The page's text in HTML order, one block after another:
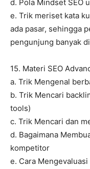
d. Pola Mindset SEO
e. Trik meriset kata
ada pasar, sehingga
pengunjung banyak
15. Materi SEO
a. Trik Mengenal
b. Trik Mencari
tools)
c. Trik Mencari dan
d. Bagaimana
kompetitor
e. Cara